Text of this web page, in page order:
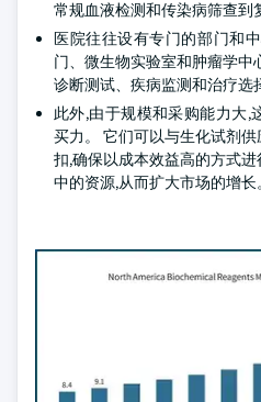
常规血液检测和传染病筛查到
医院往往设有专门的部门和
门、微生物实验室和肿瘤学
诊断测试、疾病监测和治疗选
此外,由于规模和采购能力大,
买力。 它们可以与生化试剂
扣,确保以成本效益高的方式
中的资源,从而扩大市场的增长。